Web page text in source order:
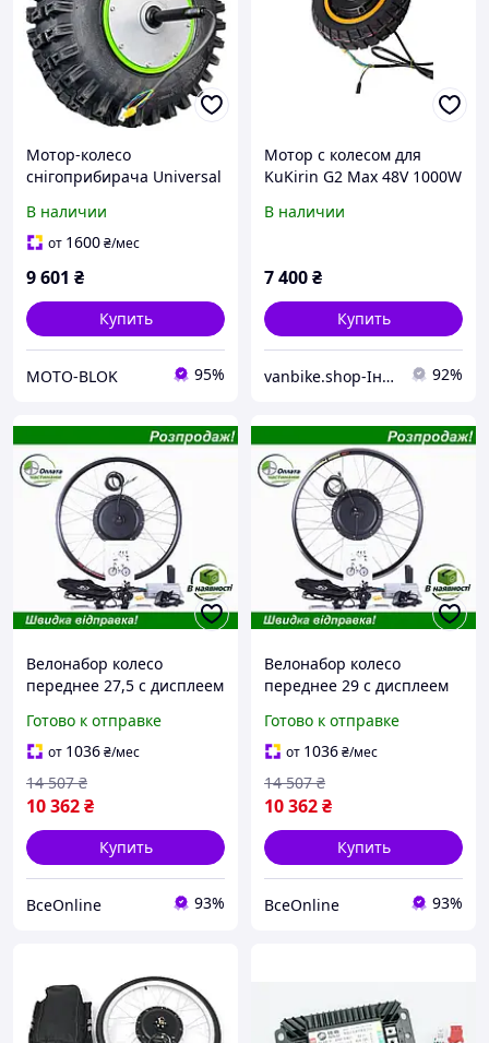
Мотор-колесо
снігоприбирача Universal
В наличии
от 1600₴/мес
9 601 ₴
Купить
MOTO-BLOK 95%
Мотор с колесом для
KuKirin G2 Max 48V 1000W
В наличии
7 400₴
Купить
vanbike.shop-Інтернет магазин електротранспорту 92%
Велонабор колесо
переднее 27,5 с дисплеем
мощный мотор и
контроллер
Готово к отправке
от 1036₴/мес
10 362₴
14 507 ₴
Купить
ВсеOnline 93%
Велонабор колесо
переднее 29 с дисплеем
мощный мотор для
активного отдыха
Готово к отправке
от 1036₴/мес
10 362₴
14 507 ₴
Купить
ВсеOnline 93%